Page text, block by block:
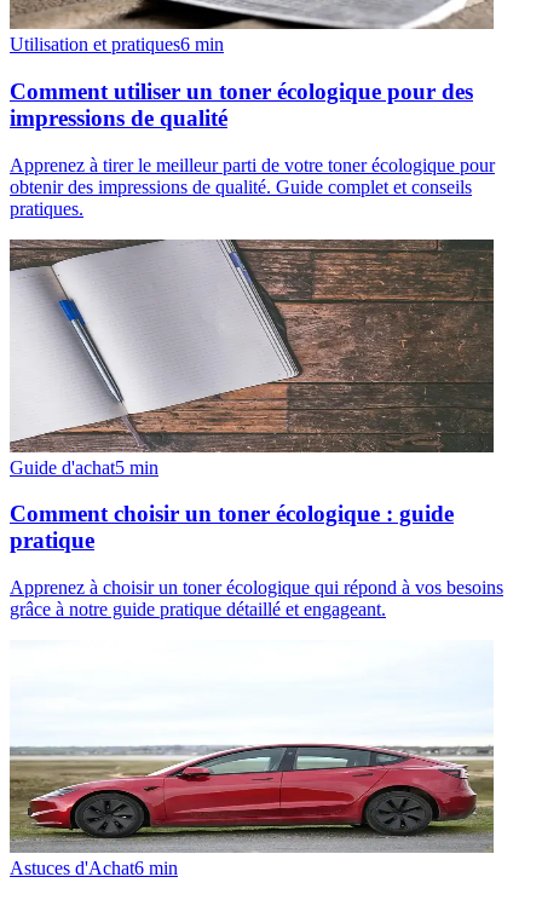
Utilisation et pratiques6 min
Comment utiliser un toner écologique pour des
impressions de qualité
Apprenez à tirer le meilleur parti de votre toner écologique pour
obtenir des impressions de qualité. Guide complet et conseils
pratiques.
Guide d'achat5 min
Comment choisir un toner écologique : guide
pratique
Apprenez à choisir un toner écologique qui répond à vos besoins
grâce à notre guide pratique détaillé et engageant.
Astuces d'Achat6 min